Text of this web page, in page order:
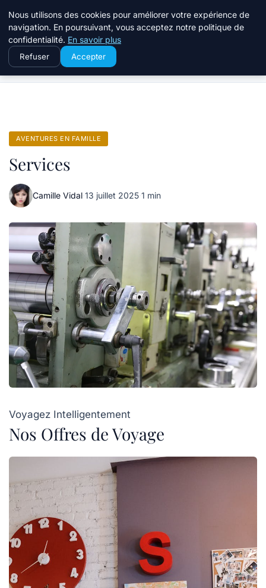
Terredeprovence
Accueil Aventures en famille
AVENTURES EN FAMILLE
Services
Camille Vidal·13 juillet 2025·1 min
Voyagez Intelligentement
Nos Offres de Voyage
Nous utilisons des cookies pour améliorer votre expérience de
navigation. En poursuivant, vous acceptez notre politique de
confidentialité. En savoir plus
Refuser Accepter